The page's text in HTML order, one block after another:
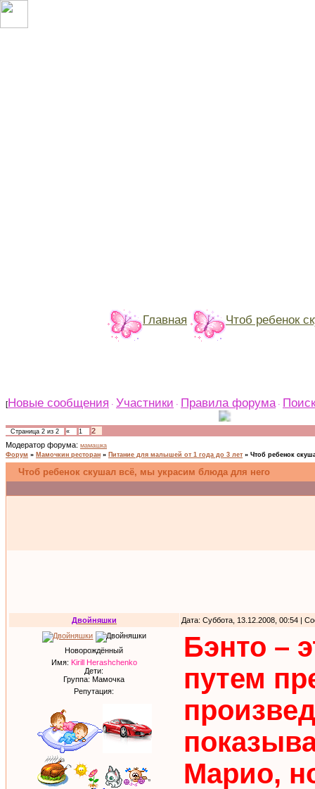
Главная Чтоб ребенок
[Новые сообщения · Участники · Правила форума · Поиск
Страница 2 из 2 « 1
2
Модератор форума: мамашка
Форум » Мамочкин ресторан » Питание для малышей от 1 года до 3 лет » Чтоб ребенок
Чтоб ребенок скушал всё, мы украсим блюда для него
Двойняшки Дата: Суббота, 13.12.2008, 00:54 |
Новорождённый
Имя: Kirill Herashchenko
Дети:
Группа: Мамочка
Репутация:
Бэнто –
путем
Марио,